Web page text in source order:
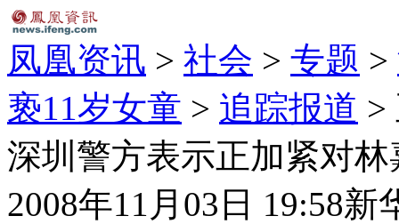
凤凰资讯 > 社会 > 专题 >
亵11岁女童 > 追踪报道 >
深圳警方表示正加紧对
2008年11月03日 19:58新